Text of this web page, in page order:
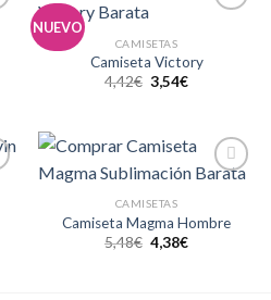
NUEVO
deseos
CAMISETAS
Camiseta Victory
4,42€ 3,54€
lista de
deseos
CAMISETAS
Camiseta Magma Hombre
5,48€ 4,38€